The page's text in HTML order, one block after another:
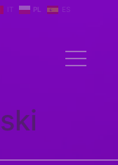
IT PL ES